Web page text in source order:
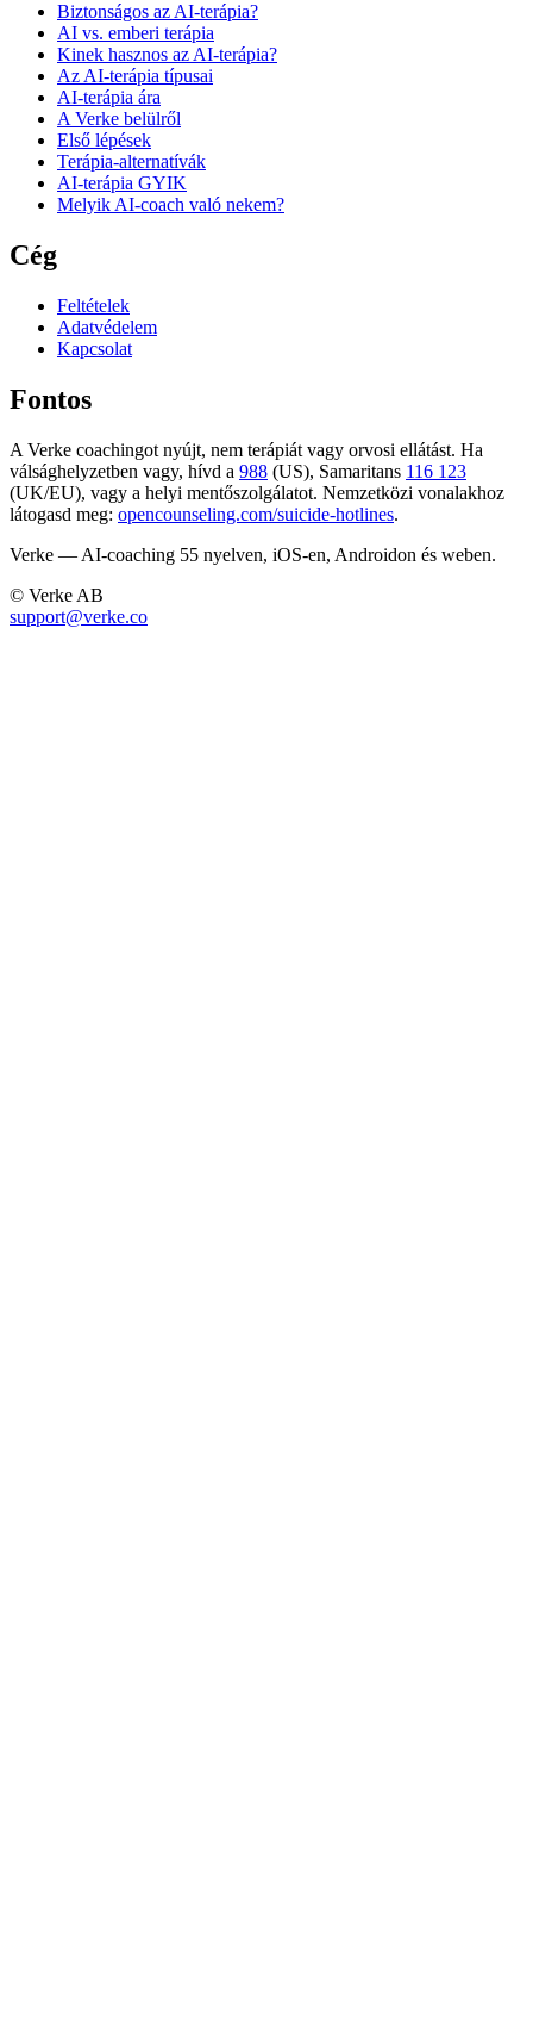
Biztonságos az AI-terápia?
AI vs. emberi terápia
Kinek hasznos az AI-terápia?
Az AI-terápia típusai
AI-terápia ára
A Verke belülről
Első lépések
Terápia-alternatívák
AI-terápia GYIK
Melyik AI-coach való nekem?
Cég
Feltételek
Adatvédelem
Kapcsolat
Fontos
A Verke coachingot nyújt, nem terápiát vagy orvosi ellátást. Ha
válsághelyzetben vagy, hívd a 988 (US), Samaritans 116 123
(UK/EU), vagy a helyi mentőszolgálatot. Nemzetközi vonalakhoz
látogasd meg: opencounseling.com/suicide-hotlines.
Verke — AI-coaching 55 nyelven, iOS-en, Androidon és weben.
© Verke AB
support@verke.co